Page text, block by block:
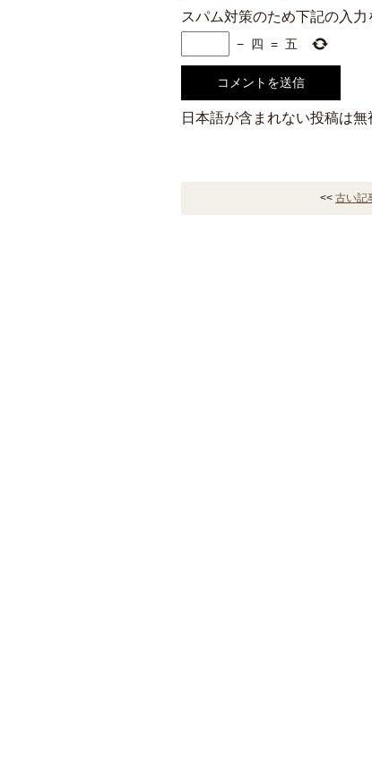
スパム対策のため下記の入力
− 四 = 五
日本語が含まれない投稿は
<< 古い記